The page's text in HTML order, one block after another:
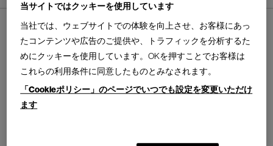
PROFESSIONAL
ONLINE STORE お問合せ
LT40
エルティーフォーティ
Selecta - Modular system
セレクタ
当サイトではクッキーを使用しています
当社では、ウェブサイトでの体験を向上させ、お客様にあっ
たコンテンツや広告のご提供や、トラフィックを分析するた
めにクッキーを使用しています。OKを押すことでお客様は
これらの利用条件に同意したものとみなされます。
「Cookieポリシー」のページでいつでも設定を変更いただけ
ます